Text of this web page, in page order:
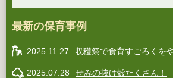
最新の保育事例
2025.11.27 収穫祭で食育すごろくを
2025.07.28 せみの抜け殻たくさん！